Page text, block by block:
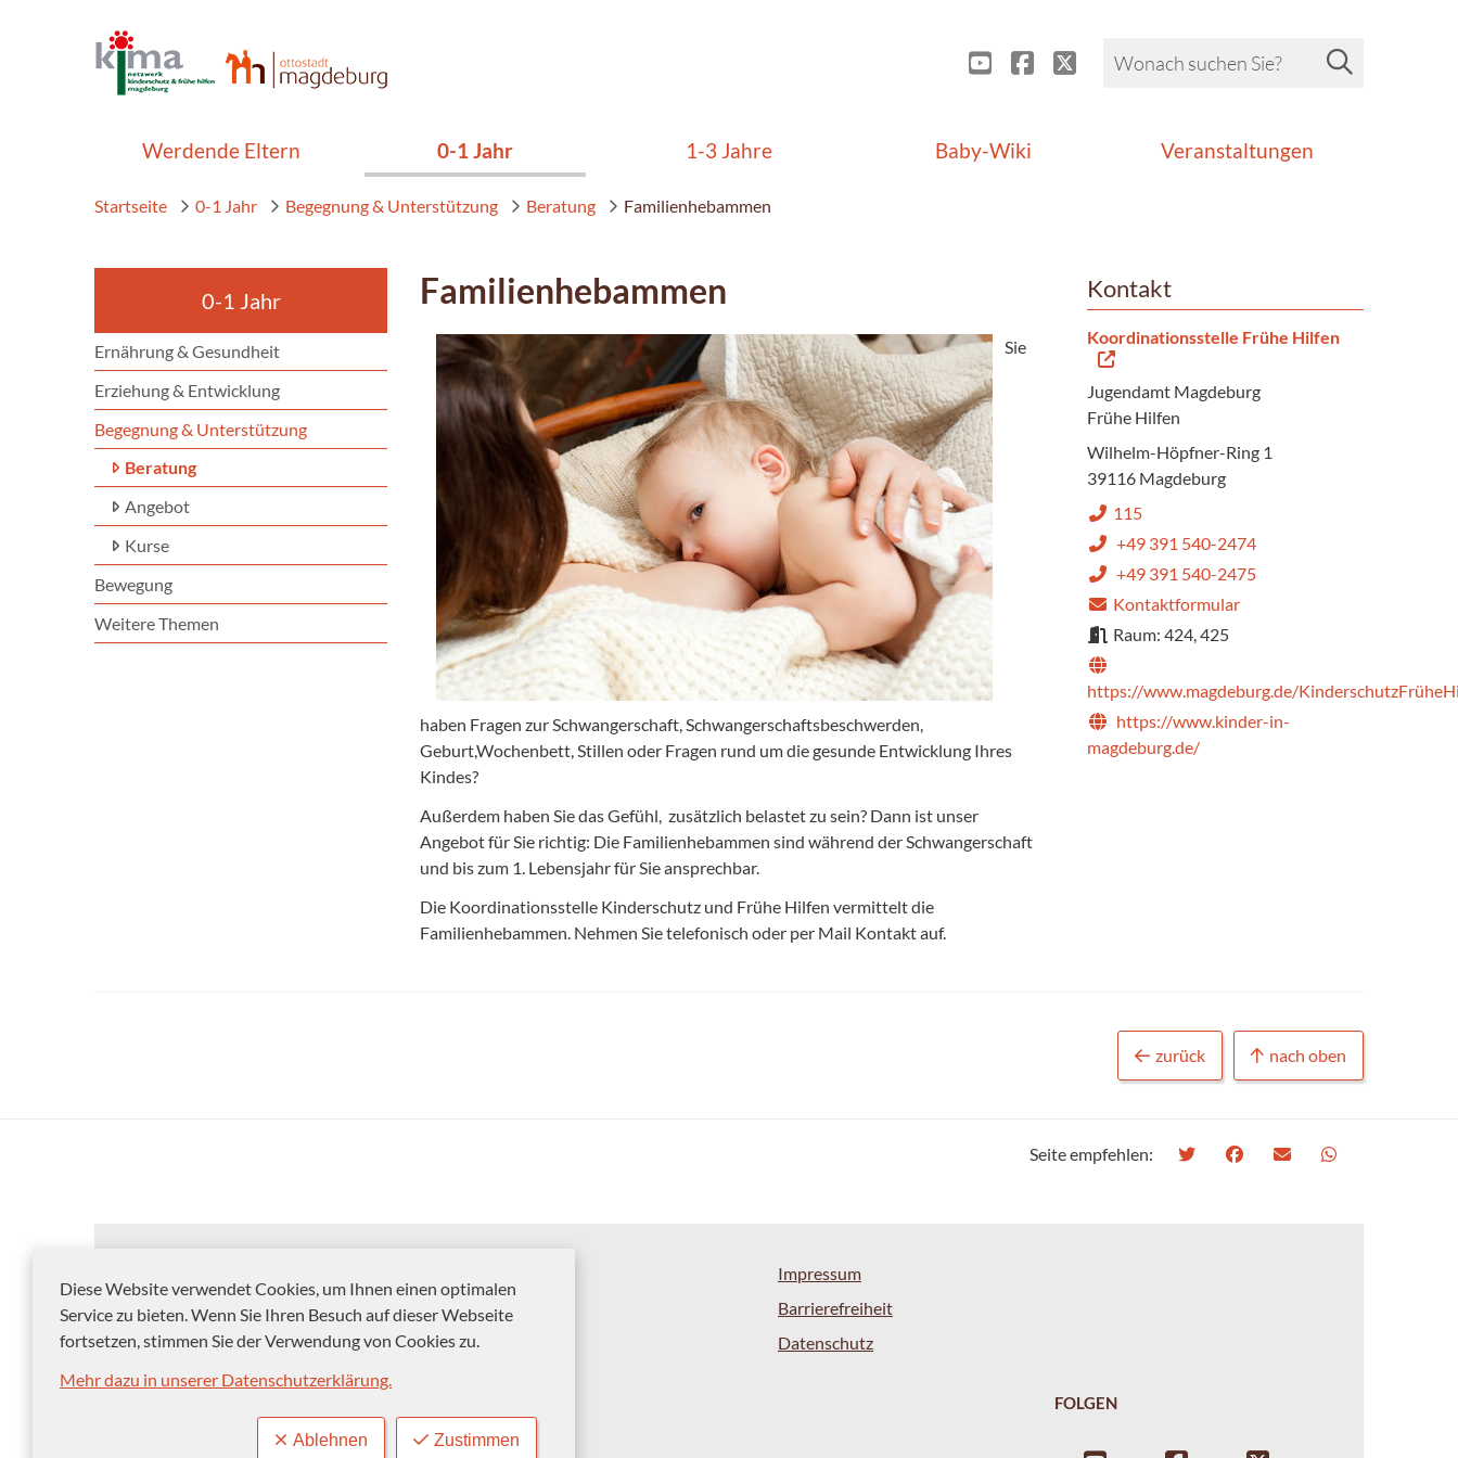
Diese Website verwendet Cookies, um Ihnen einen optimalen
Service zu bieten. Wenn Sie Ihren Besuch auf dieser Webseite
fortsetzen, stimmen Sie der Verwendung von Cookies zu.
Mehr dazu in unserer Datenschutzerklärung.
Ablehnen Zustimmen
Werdende Eltern 0-1 Jahr 1-3 Jahre Baby-Wiki Veranstaltungen
Startseite 0-1 Jahr Begegnung & Unterstützung Beratung Familienhebammen
0-1 Jahr
Ernährung & Gesundheit
Erziehung & Entwicklung
Begegnung & Unterstützung
Beratung
Angebot
Kurse
Bewegung
Weitere Themen
Familienhebammen
Sie
haben Fragen zur Schwangerschaft, Schwangerschaftsbeschwerden,
Geburt,Wochenbett, Stillen oder Fragen rund um die gesunde Entwicklung Ihres
Kindes?
Außerdem haben Sie das Gefühl, zusätzlich belastet zu sein? Dann ist unser
Angebot für Sie richtig: Die Familienhebammen sind während der Schwangerschaft
und bis zum 1. Lebensjahr für Sie ansprechbar.
Die Koordinationsstelle Kinderschutz und Frühe Hilfen vermittelt die
Familienhebammen. Nehmen Sie telefonisch oder per Mail Kontakt auf.
Kontakt
Koordinationsstelle Frühe Hilfen
Jugendamt Magdeburg
Frühe Hilfen
Wilhelm-Höpfner-Ring 1
39116 Magdeburg
115
+49 391 540-2474
+49 391 540-2475
Kontaktformular
Raum: 424, 425
https://www.magdeburg.de/
https://www.kinder-in-
magdeburg.de/
zurück nach oben
Seite empfehlen:
Impressum
Barrierefreiheit
Datenschutz
FOLGEN